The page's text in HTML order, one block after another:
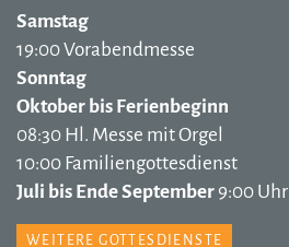
Samstag
19:00 Vorabendmesse
Sonntag
Oktober bis Ferienbeginn
08:30 Hl. Messe mit Orgel
10:00 Familiengottesdienst
Juli bis Ende September 9:00 Uhr
WEITERE GOTTESDIENSTE